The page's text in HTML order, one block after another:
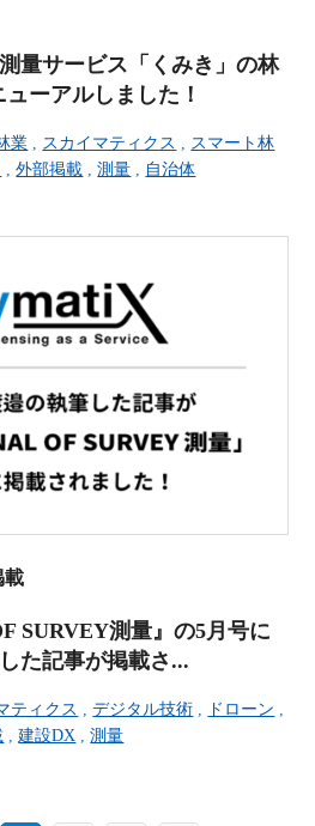
量サービス「くみき」の林
ーアルしました！
業 , スカイマティクス , スマート林
,外部掲載 ,測量 , 自治体
載
SURVEY測量』の5月号に
た記事が掲載さ...
ティクス ,デジタル技術 , ドローン ,
,建設DX ,測量